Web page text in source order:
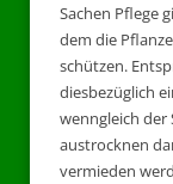
Sachen Pflege
dem die
schützen.
diesbezüglich
wenngleich
austrocknen
vermieden